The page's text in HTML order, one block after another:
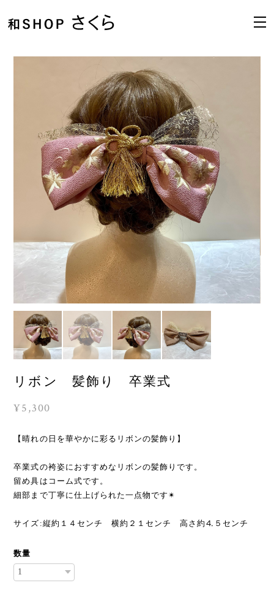
リボン 髪飾り 卒業式
¥5,300
【晴れの日を華やかに彩るリボンの髪飾り】
卒業式の袴姿におすすめなリボンの髪飾りです。
留め具はコーム式です。
細部まで丁寧に仕上げられた一点物です✴︎
サイズ:縦約１４センチ 横約２１センチ 高さ約⒋５センチ
数量